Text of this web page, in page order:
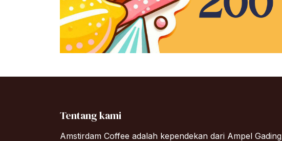
Tentang kami
Amstirdam Coffee adalah kependekan dari Ampel